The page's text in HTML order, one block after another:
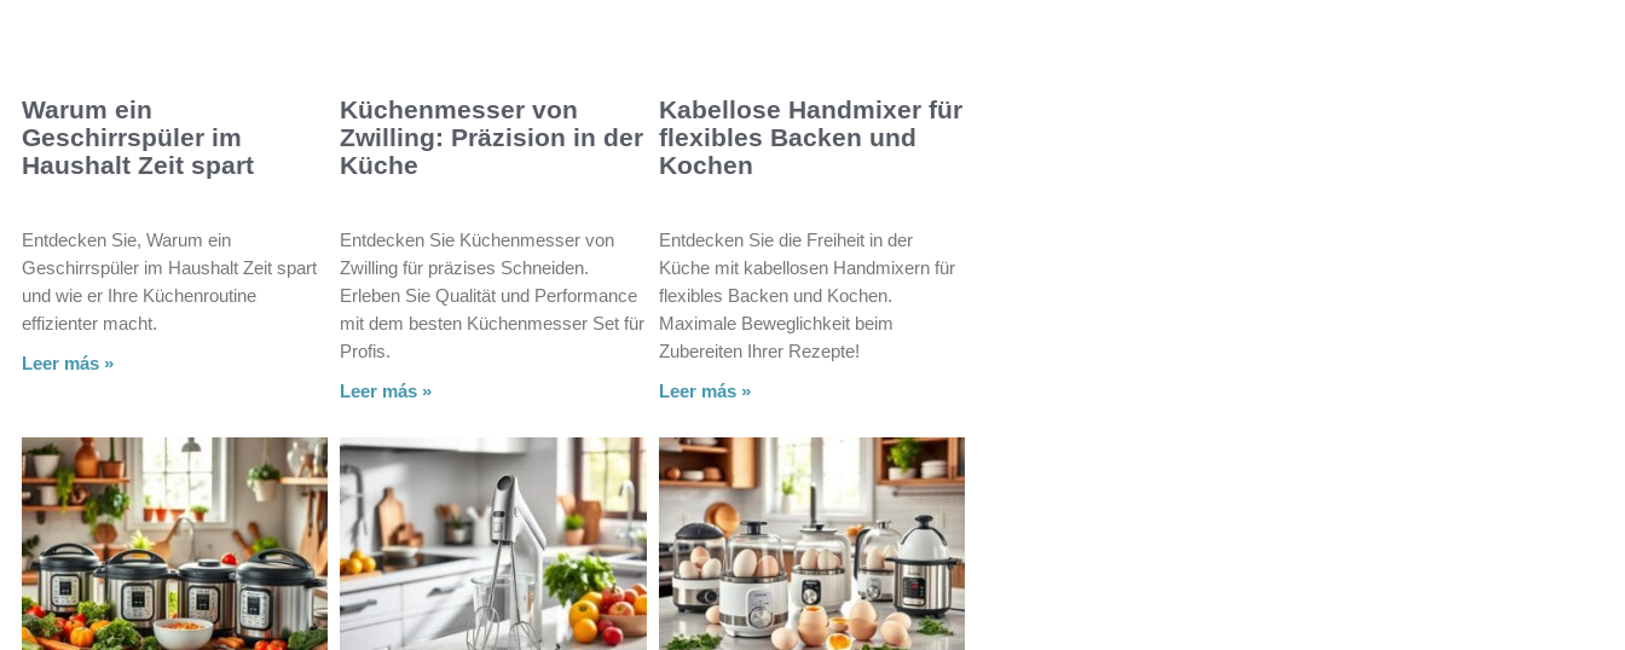
Warum ein
Geschirrspüler im
Haushalt Zeit spart
Entdecken Sie, Warum ein
Geschirrspüler im Haushalt Zeit spart
und wie er Ihre Küchenroutine
effizienter macht.
Leer más »
Küchenmesser von
Zwilling: Präzision in der
Küche
Entdecken Sie Küchenmesser von
Zwilling für präzises Schneiden.
Erleben Sie Qualität und Performance
mit dem besten Küchenmesser Set für
Profis.
Leer más »
Kabellose Handmixer für
flexibles Backen und
Kochen
Entdecken Sie die Freiheit in der
Küche mit kabellosen Handmixern für
flexibles Backen und Kochen.
Maximale Beweglichkeit beim
Zubereiten Ihrer Rezepte!
Leer más »